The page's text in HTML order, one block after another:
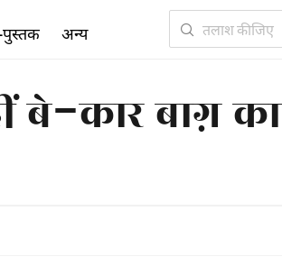
बे-कार बाग़ का
पुस्तक अन्य